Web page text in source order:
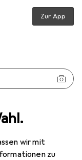
wir mit
zu
Zur App